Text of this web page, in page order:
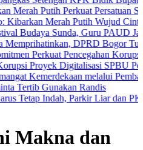
Perkuat Persatuan Semangat
Putih Wujud Cinta Tanah Air
Sunda, Guru PAUD Jadi Kunci
DPRD Bogor Tuntut
Pencegahan Korupsi di
Digitalisasi SPBU Pertamina
melalui Pembagian
Randis
Parkir Liar dan PKL Nakal
Makna dan